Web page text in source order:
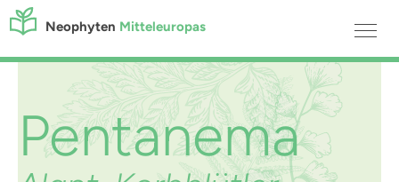
Neophyten Mitteleuropas
Pentanema